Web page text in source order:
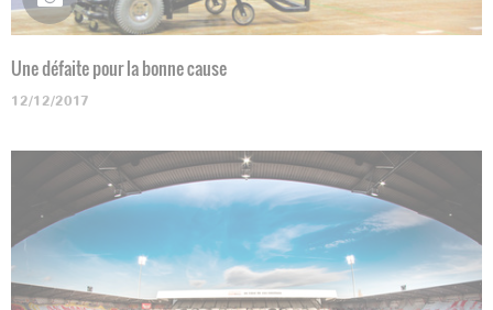
Une défaite pour la bonne cause
12/12/2017